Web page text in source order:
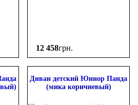
12 458грн.
Диван детский Юниор Панда
(мика коричневый)